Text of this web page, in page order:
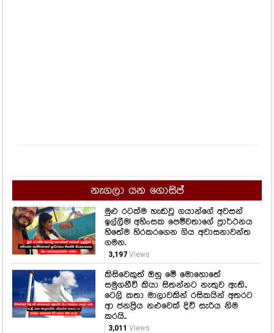
නැගලා යන ගොසිප්
මුළු රටක්ම හැඬවූ ගයාන්ගේ අවසන්
ඉල්ලීම! අහිංසක පෙම්වතාගේ ප්‍රාර්ථනය
හිතේම හිරකරගෙන ගිය අවාසනාවන්ත
ගමන.
3,197Views
කිසිවෙකුත් ඔහු මේ මොහොතේ
සමුගනීවි කියා සිතන්නට නැතුව ඇති..
ටෙලි කතා මාලාවකින් රසිකයින් අතරට
ආ ජනප්‍රිය නළුවෙක් දිවි සැරිය නිම
කරයි..
3,011 Views